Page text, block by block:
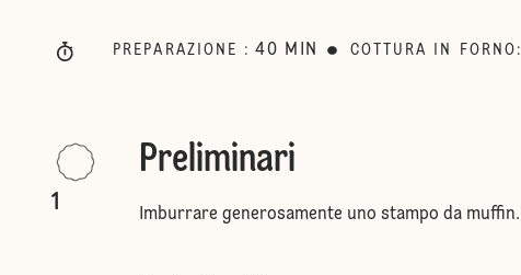
PREPARAZIONE : 40 MIN COTTURA IN FORNO :
1
Preliminari
Imburrare generosamente uno stampo da muffin.